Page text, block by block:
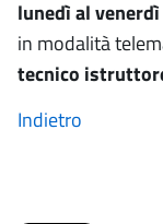
lunedì al
in modalità
tecnico
Indietro